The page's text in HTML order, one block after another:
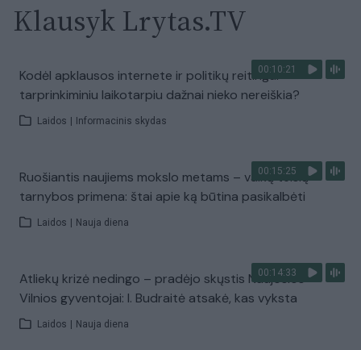
Klausyk Lrytas.TV
00:10:21
Kodėl apklausos internete ir politikų reitingai
tarprinkiminiu laikotarpiu dažnai nieko nereiškia?
Laidos Informacinis skydas
00:15:25
Ruošiantis naujiems mokslo metams – vaikų teisių
tarnybos primena: štai apie ką būtina pasikalbėti
Laidos Nauja diena
00:14:33
Atliekų krizė nedingo – pradėjo skųstis Naujosios
Vilnios gyventojai: I. Budraitė atsakė, kas vyksta
Laidos Nauja diena